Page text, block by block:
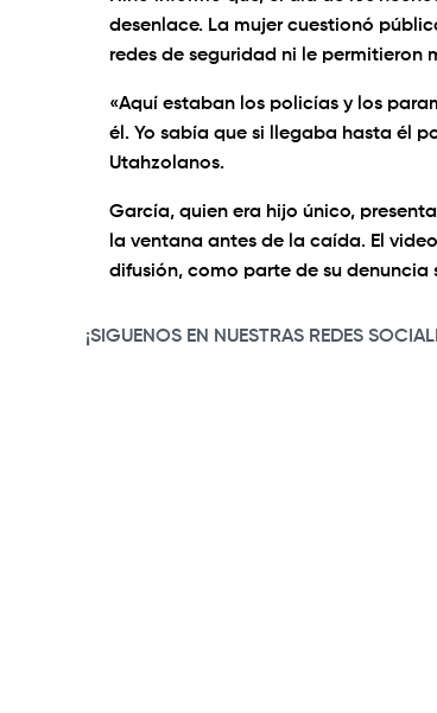
desenlace. La mujer cuestionó
redes de seguridad ni le permitieron
«Aquí estaban los policías y los
él. Yo sabía que si llegaba hasta él
Utahzolanos.
García, quien era hijo único,
la ventana antes de la caída. El
difusión, como parte de su
¡SIGUENOS EN NUESTRAS REDES